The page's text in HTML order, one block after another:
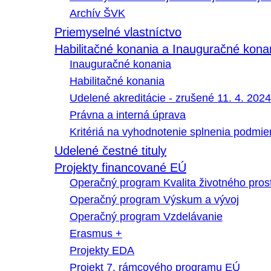
Archív ŠVK
Priemyselné vlastníctvo
Habilitačné konania a Inauguračné
Inauguračné konania
Habilitačné konania
Udelené akreditácie - zrušené 11. 4. 2024
Právna a interná úprava
Kritériá na vyhodnotenie splnenia
Udelené čestné tituly
Projekty financované EÚ
Operačný program Kvalita životného
Operačný program Výskum a vývoj
Operačný program Vzdelávanie
Erasmus +
Projekty EDA
Projekt 7. rámcového programu EÚ